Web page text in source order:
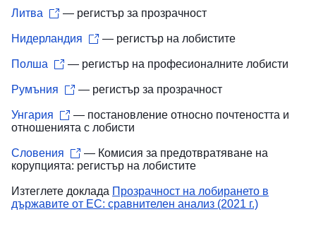
Литва — регистър за прозрачност
Нидерландия — регистър на лобистите
Полша — регистър на професионалните лобисти
Румъния — регистър за прозрачност
Унгария
— постановление относно почтеността и
отношенията с лобисти
Словения
— Комисия за предотвратяване на
корупцията: регистър на лобистите
Изтеглете доклада Прозрачност на лобирането в
държавите от ЕС: сравнителен анализ (2021 г.)